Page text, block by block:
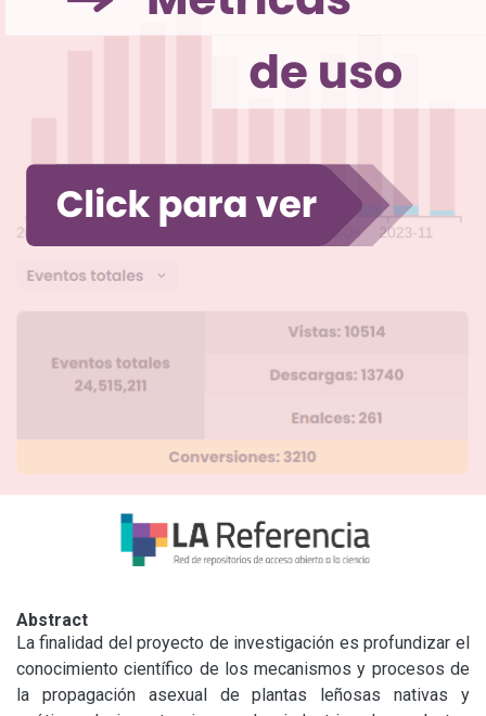
Abstract
La finalidad del proyecto de investigación es profundizar el
conocimiento científico de los mecanismos y procesos de
la propagación asexual de plantas leñosas nativas y